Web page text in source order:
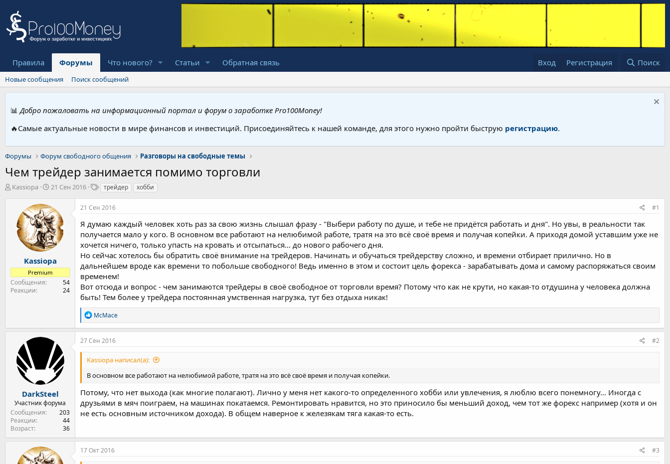
Правила Форумы Что нового? Статьи Обратная связь Вход Регистрация Поиск
Новые сообщения Поиск сообщений
📊 Добро пожаловать на информационный портал и форум о заработке Pro100Money!
🔥Самые актуальные новости в мире финансов и инвестиций. Присоединяйтесь к нашей команде, для этого нужно пройти быструю регистрацию.
Форумы Форум свободного общения Разговоры на свободные темы
Чем трейдер занимается помимо торговли
А
Kassiopa
Д
т
а
н
а
ч
а
л
а
21 Сен 2016
Т
г
трейдер хобби
Kassiopa
Premium
Сообщения
54
Реакции
24
21 Сен 2016 #1
Я думаю каждый человек хоть раз за свою жизнь слышал фразу - "Выбери работу по душе, и тебе не придётся работать и дня". Но увы, в реальности так
получается мало у кого. В основном все работают на нелюбимой работе, тратя на это всё своё время и получая копейки. А приходя домой уставшим уже не
хочется ничего, только упасть на кровать и отсыпаться... до нового рабочего дня.
Но сейчас хотелось бы обратить своё внимание на трейдеров. Начинать и обучаться трейдерству сложно, и времени отбирает прилично. Но в
дальнейшем вроде как времени то побольше свободного! Ведь именно в этом и состоит цель форекса - зарабатывать дома и самому распоряжаться своим
временем!
Вот отсюда и вопрос - чем занимаются трейдеры в своё свободное от торговли время? Потому что как не крути, но какая-то отдушина у человека должна
быть! Тем более у трейдера постоянная умственная нагрузка, тут без отдыха никак!
Р
е
а
к
и
McMace
DarkSteel
Участник форума
Сообщения
203
Реакции
44
Возраст
36
27 Сен 2016 #2
Kassiopa написал(а):
В основном все работают на нелюбимой работе, тратя на это всё своё время и получая копейки.
Потому, что нет выхода (как многие полагают). Лично у меня нет какого-то определенного хобби или увлечения, я люблю всего понемногу... Иногда с
друзьями в мяч поиграем, на машинах покатаемся. Ремонтировать нравится, но это приносило бы меньший доход, чем тот же форекс например (хотя и он
не есть основным источником дохода). В общем наверное к железякам тяга какая-то есть.
17 Окт 2016 #3